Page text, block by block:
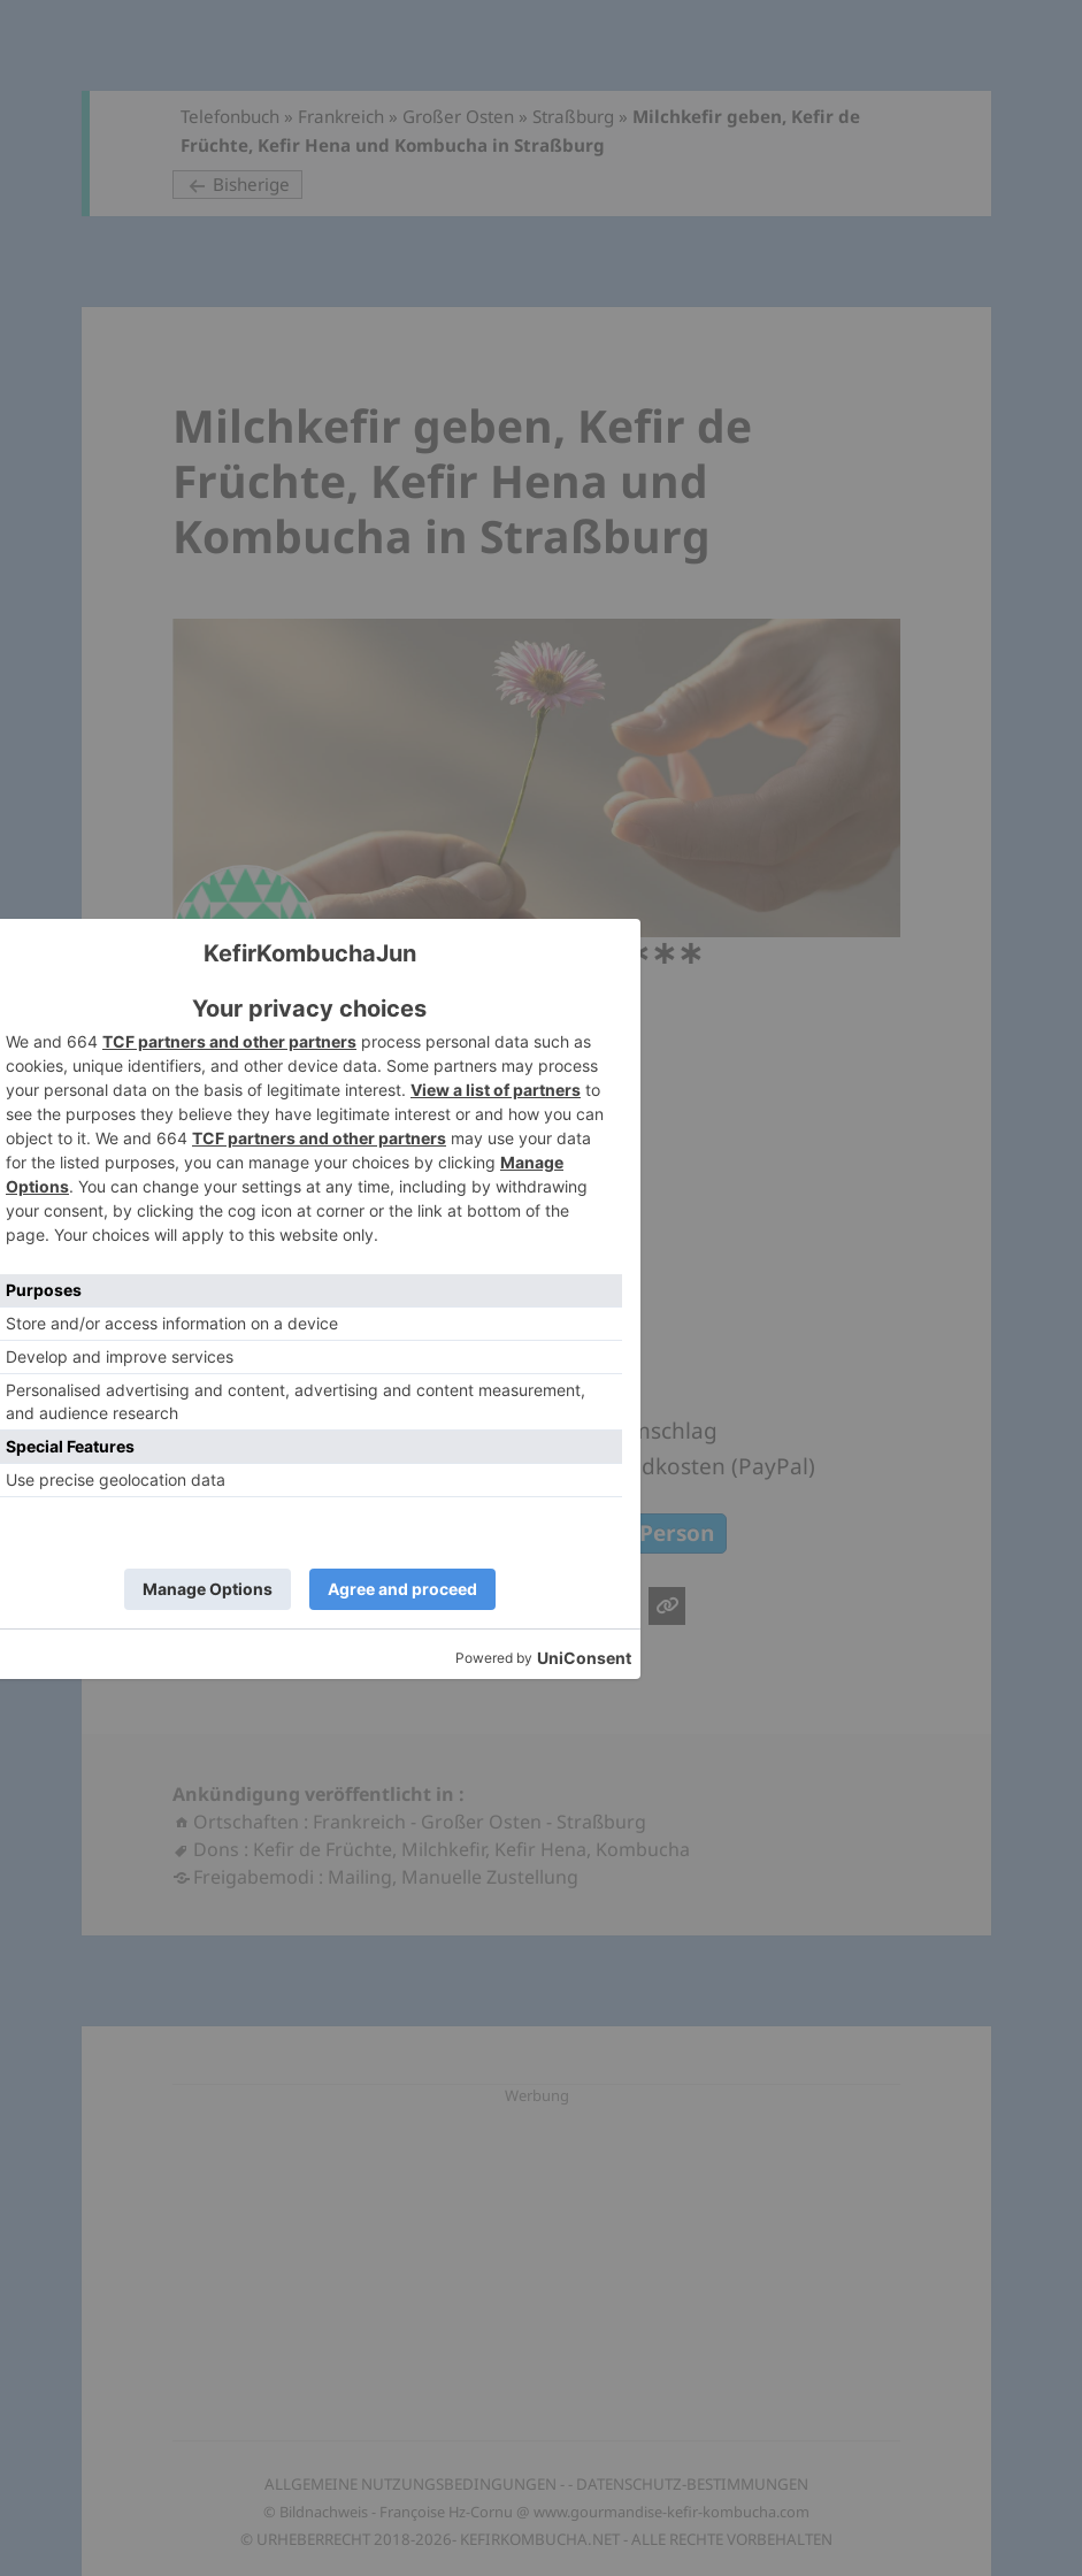
Telefonbuch » Frankreich » Großer Osten » Straßburg » Milchkefir geben, Kefir de
Früchte, Kefir Hena und Kombucha in Straßburg
Bisherige
Milchkefir geben, Kefir de
Früchte, Kefir Hena und
Kombucha in Straßburg
La∗∗∗∗∗∗∗∗∗∗∗∗
Straßburg 67000 Großes Ostfrankreich
Sprachen
Französisch
Dons
Milchkefirkörner
Fruchtkefirkörner
Mutter von Kombucha
Freigabemodi
Manuelle Zustellung
Versand gegen einen vorgestempelten Umschlag
Postversand gegen Erstattung von Versandkosten (PayPal)
Kontaktieren Sie diese Person
Ankündigung veröffentlicht in :
Ortschaften : Frankreich - Großer Osten - Straßburg
Dons : Kefir de Früchte, Milchkefir, Kefir Hena, Kombucha
Freigabemodi : Mailing, Manuelle Zustellung
Werbung
ALLGEMEINE NUTZUNGSBEDINGUNGEN - - DATENSCHUTZ-BESTIMMUNGEN
© Bildnachweis - Françoise Hz-Cornu @ www.gourmandise-kefir-kombucha.com
© URHEBERRECHT 2018-2026- KEFIRKOMBUCHA.NET -ALLE RECHTE VORBEHALTEN